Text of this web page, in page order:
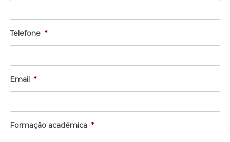
Telefone *
Email *
Formação académica *